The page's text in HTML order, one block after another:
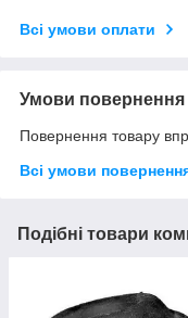
Всі умови оплати
Умови повернення
Повернення товару
Всі умови
Подібні товари